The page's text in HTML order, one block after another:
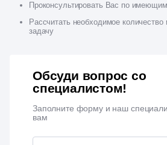
Проконсультировать Вас по
Рассчитать необходимое
задачу
Обсуди вопрос со
специалистом!
Заполните форму и наш
вам